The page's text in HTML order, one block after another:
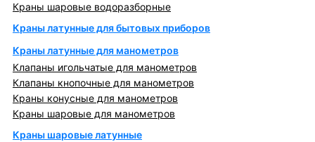
Краны шаровые водоразборные
Краны латунные для бытовых приборов
Краны латунные для манометров
Клапаны игольчатые для манометров
Клапаны кнопочные для манометров
Краны конусные для манометров
Краны шаровые для манометров
Краны шаровые латунные